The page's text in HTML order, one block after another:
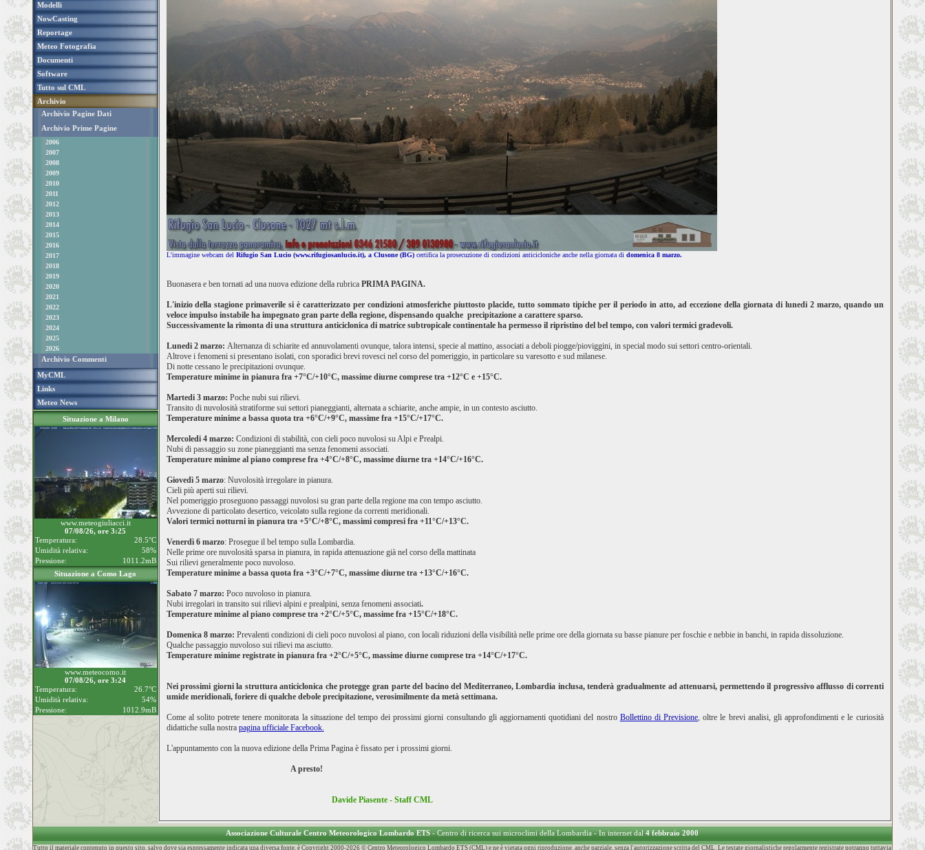
Modelli
NowCasting
Reportage
Meteo Fotografia
Documenti
Software
Tutto sul CML
Archivio
Archivio Pagine Dati
Archivio Prime Pagine
2006
2007
2008
2009
2010
2011
2012
2013
2014
2015
2016
2017
2018
2019
2020
2021
2022
2023
2024
2025
2026
Archivio Commenti
MyCML
Links
Meteo News
Situazione a Milano
www.meteogiuliacci.it
07/08/26, ore 3:25
Temperatura:
28.5°C
Umidità relativa:
58%
Pressione:
1011.2mB
Situazione a Como Lago
www.meteocomo.it
07/08/26, ore 3:24
Temperatura:
26.7°C
Umidità relativa:
54%
Pressione:
1012.9mB
L'immagine webcam del Rifugio San Lucio (www.rifugiosanlucio.it), a Clusone (BG) certifica la prosecuzione di condizioni anticicloniche anche nella giornata di domenica 8 marzo.
Buonasera e ben tornati ad una nuova edizione della rubrica PRIMA PAGINA.
L'inizio della stagione primaverile si è caratterizzato per condizioni atmosferiche piuttosto placide, tutto sommato tipiche per il periodo in atto, ad eccezione della giornata di lunedi 2 marzo, quando un
veloce impulso instabile ha impegnato gran parte della regione, dispensando qualche precipitazione a carattere sparso.
Successivamente la rimonta di una struttura anticiclonica di matrice subtropicale continentale ha permesso il ripristino del bel tempo, con valori termici gradevoli.
Lunedi 2 marzo: Alternanza di schiarite ed annuvolamenti ovunque, talora intensi, specie al mattino, associati a deboli piogge/pioviggini, in special modo sui settori centro-orientali.
Altrove i fenomeni si presentano isolati, con sporadici brevi rovesci nel corso del pomeriggio, in particolare su varesotto e sud milanese.
Di notte cessano le precipitazioni ovunque.
Temperature minime in pianura fra +7°C/+10°C, massime diurne comprese tra +12°C e +15°C.
Martedi 3 marzo: Poche nubi sui rilievi.
Transito di nuvolosità stratiforme sui settori pianeggianti, alternata a schiarite, anche ampie, in un contesto asciutto.
Temperature minime a bassa quota tra +6°C/+9°C, massime fra +15°C/+17°C.
Mercoledi 4 marzo: Condizioni di stabilità, con cieli poco nuvolosi su Alpi e Prealpi.
Nubi di passaggio su zone pianeggianti ma senza fenomeni associati.
Temperature minime al piano comprese fra +4°C/+8°C, massime diurne tra +14°C/+16°C.
Giovedì 5 marzo: Nuvolosità irregolare in pianura.
Cieli più aperti sui rilievi.
Nel pomeriggio proseguono passaggi nuvolosi su gran parte della regione ma con tempo asciutto.
Avvezione di particolato desertico, veicolato sulla regione da correnti meridionali.
Valori termici notturni in pianura tra +5°C/+8°C, massimi compresi fra +11°C/+13°C.
Venerdì 6 marzo: Prosegue il bel tempo sulla Lombardia.
Nelle prime ore nuvolosità sparsa in pianura, in rapida attenuazione già nel corso della mattinata
Sui rilievi generalmente poco nuvoloso.
Temperature minime a bassa quota fra +3°C/+7°C, massime diurne tra +13°C/+16°C.
Sabato 7 marzo: Poco nuvoloso in pianura.
Nubi irregolari in transito sui rilievi alpini e prealpini, senza fenomeni associati.
Temperature minime al piano comprese tra +2°C/+5°C, massime fra +15°C/+18°C.
Domenica 8 marzo: Prevalenti condizioni di cieli poco nuvolosi al piano, con locali riduzioni della visibilità nelle prime ore della giornata su basse pianure per foschie e nebbie in banchi, in rapida dissoluzione.
Qualche passaggio nuvoloso sui rilievi ma asciutto.
Temperature minime registrate in pianura fra +2°C/+5°C, massime diurne comprese tra +14°C/+17°C.
Nei prossimi giorni la struttura anticiclonica che protegge gran parte del bacino del Mediterraneo, Lombardia inclusa, tenderà gradualmente ad attenuarsi, permettendo il progressivo afflusso di correnti
umide meridionali, foriere di qualche debole precipitazione, verosimilmente da metà settimana.
Come al solito potrete tenere monitorata la situazione del tempo dei prossimi giorni consultando gli aggiornamenti quotidiani del nostro Bollettino di Previsione, oltre le brevi analisi, gli approfondimenti e le curiosità
didattiche sulla nostra pagina ufficiale Facebook.
L'appuntamento con la nuova edizione della Prima Pagina è fissato per i prossimi giorni.
A presto!
Davide Piasente - Staff CML
Associazione Culturale Centro Meteorologico Lombardo ETS- Centro di ricerca sui microclimi della Lombardia - In internet dal4 febbraio 2000
Tutto il materiale contenuto in questo sito, salvo dove sia espressamente indicata una diversa fonte, è Copyright 2000-2026 © Centro Meteorologico Lombardo ETS (CML) e ne è vietata ogni riproduzione, anche parziale, senza l'autorizzazione scritta del CML. Le testate giornalistiche regolarmente registrate potranno tuttavia